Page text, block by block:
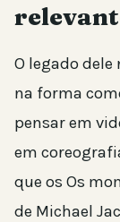
O legado dele
na forma
pensar em
em
que os Os
de Michael